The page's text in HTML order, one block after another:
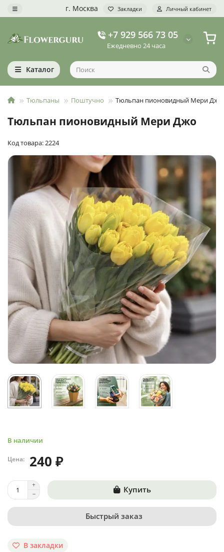
г. Москва Закладки Личный кабинет
+7 929 566 73 05
Ежедневно 24 часа
Каталог
Тюльпаны Поштучно Тюльпан пионовидный Мери Джо
Тюльпан пионовидный Мери Джо
Код товара: 2224
В наличии
Цена: 240 ₽
Купить
Быстрый заказ
В закладки